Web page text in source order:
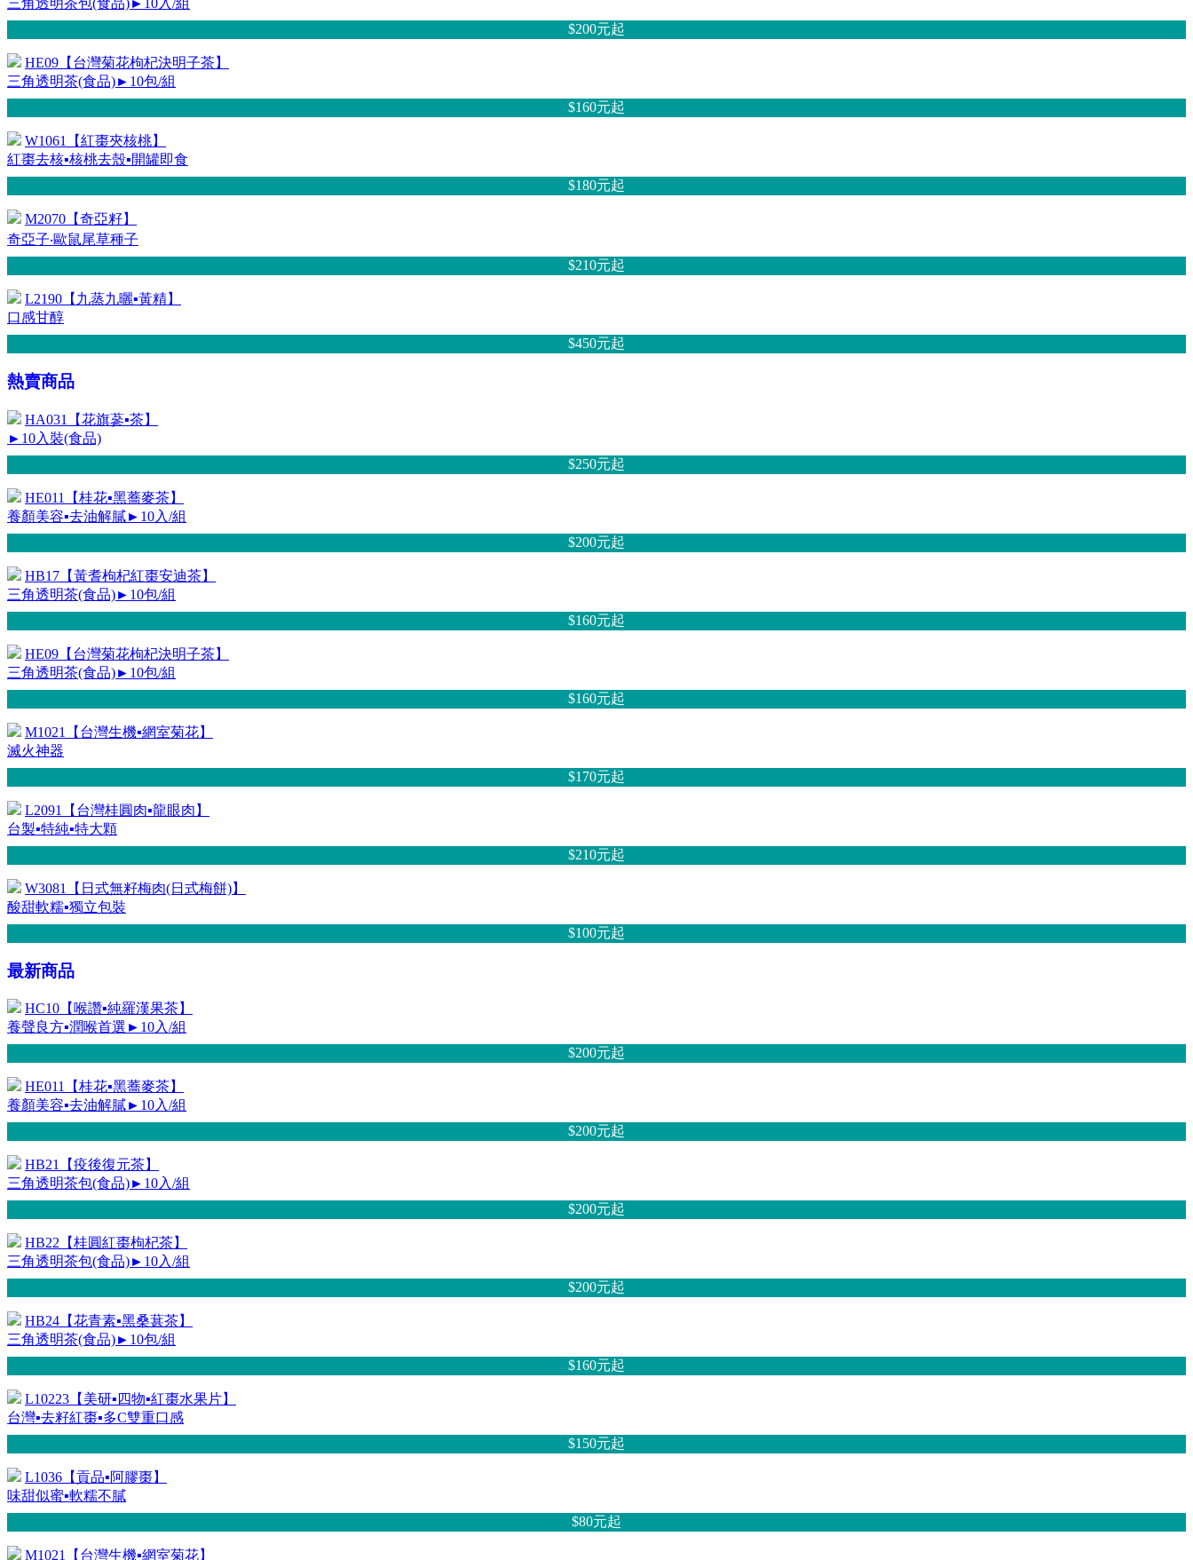
三角透明茶包(食品)►10入/組
$200元起
HE09【台灣菊花枸杞決明子茶】
三角透明茶(食品)►10包/組
$160元起
W1061【紅棗夾核桃】
紅棗去核▪核桃去殼▪開罐即食
$180元起
M2070【奇亞籽】
奇亞子‧歐鼠尾草種子
$210元起
L2190【九蒸九曬▪黃精】
口感甘醇
$450元起
熱賣商品
HA031【花旗蔘▪茶】
►10入裝(食品)
$250元起
HE011【桂花▪黑蕎麥茶】
養顏美容▪去油解膩►10入/組
$200元起
HB17【黃耆枸杞紅棗安迪茶】
三角透明茶(食品)►10包/組
$160元起
HE09【台灣菊花枸杞決明子茶】
三角透明茶(食品)►10包/組
$160元起
M1021【台灣生機▪網室菊花】
滅火神器
$170元起
L2091【台灣桂圓肉▪龍眼肉】
台製▪特純▪特大顆
$210元起
W3081【日式無籽梅肉(日式梅餅)】
酸甜軟糯▪獨立包裝
$100元起
最新商品
HC10【喉讚▪純羅漢果茶】
養聲良方▪潤喉首選►10入/組
$200元起
HE011【桂花▪黑蕎麥茶】
養顏美容▪去油解膩►10入/組
$200元起
HB21【疫後復元茶】
三角透明茶包(食品)►10入/組
$200元起
HB22【桂圓紅棗枸杞茶】
三角透明茶包(食品)►10入/組
$200元起
HB24【花青素▪黑桑葚茶】
三角透明茶(食品)►10包/組
$160元起
L10223【美研▪四物▪紅棗水果片】
台灣▪去籽紅棗▪多C雙重口感
$150元起
L1036【貢品▪阿膠棗】
味甜似蜜▪軟糯不膩
$80元起
M1021【台灣生機▪網室菊花】